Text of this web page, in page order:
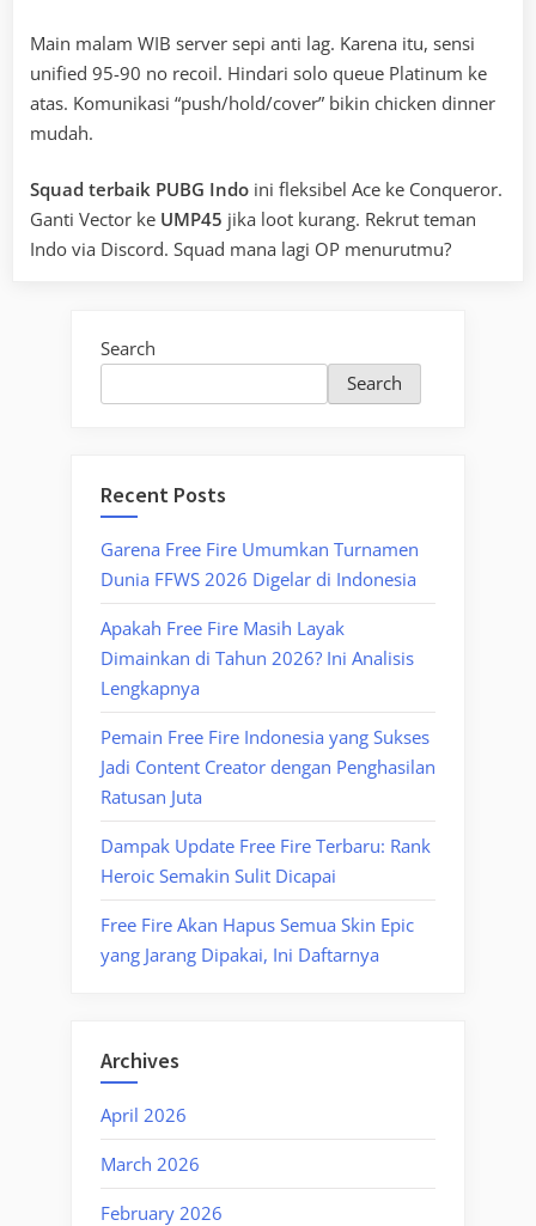
Main malam WIB server sepi anti lag. Karena itu, sensi
unified 95-90 no recoil. Hindari solo queue Platinum ke
atas. Komunikasi “push/hold/cover” bikin chicken dinner
mudah.
Squad terbaik PUBG Indo ini fleksibel Ace ke Conqueror.
Ganti Vector ke UMP45 jika loot kurang. Rekrut teman
Indo via Discord. Squad mana lagi OP menurutmu?
Search
Search
Recent Posts
Garena Free Fire Umumkan Turnamen
Dunia FFWS 2026 Digelar di Indonesia
Apakah Free Fire Masih Layak
Dimainkan di Tahun 2026? Ini Analisis
Lengkapnya
Pemain Free Fire Indonesia yang Sukses
Jadi Content Creator dengan Penghasilan
Ratusan Juta
Dampak Update Free Fire Terbaru: Rank
Heroic Semakin Sulit Dicapai
Free Fire Akan Hapus Semua Skin Epic
yang Jarang Dipakai, Ini Daftarnya
Archives
April 2026
March 2026
February 2026